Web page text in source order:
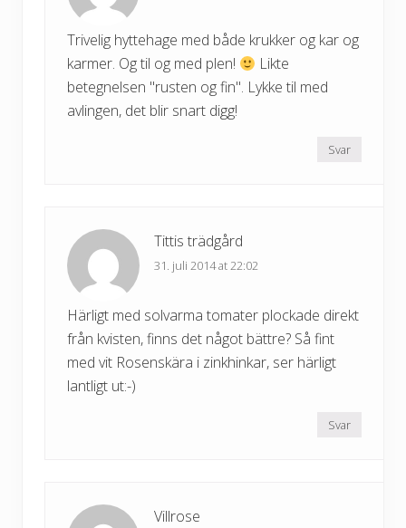
Trivelig hyttehage med både krukker og kar og
karmer. Og til og med plen!
Likte
betegnelsen "rusten og fin". Lykke til med
avlingen, det blir snart digg!
Svar
Tittis trädgård
31. juli 2014 at 22:02
Härligt med solvarma tomater plockade direkt
från kvisten, finns det något bättre? Så fint
med vit Rosenskära i zinkhinkar, ser härligt
lantligt ut:-)
Svar
Villrose